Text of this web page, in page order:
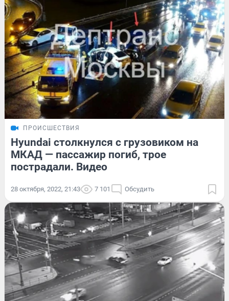
ПРОИСШЕСТВИЯ
Hyundai столкнулся с грузовиком на
МКАД — пассажир погиб, трое
пострадали. Видео
28 октября, 2022, 21:43 7 101 Обсудить